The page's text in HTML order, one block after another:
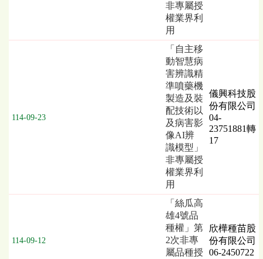
非專屬授
權業界利
用
114-09-23
「自主移
動智慧病
害辨識精
準噴藥機
製造及裝
配技術以
及病害影
像AI辨
識模型」
非專屬授
權業界利
用
儀興科技股
份有限公司
04-
23751881轉
17
114-09-12
「絲瓜高
雄4號品
種權」第
2次非專
屬品種授
欣樺種苗股
份有限公司
06-2450722